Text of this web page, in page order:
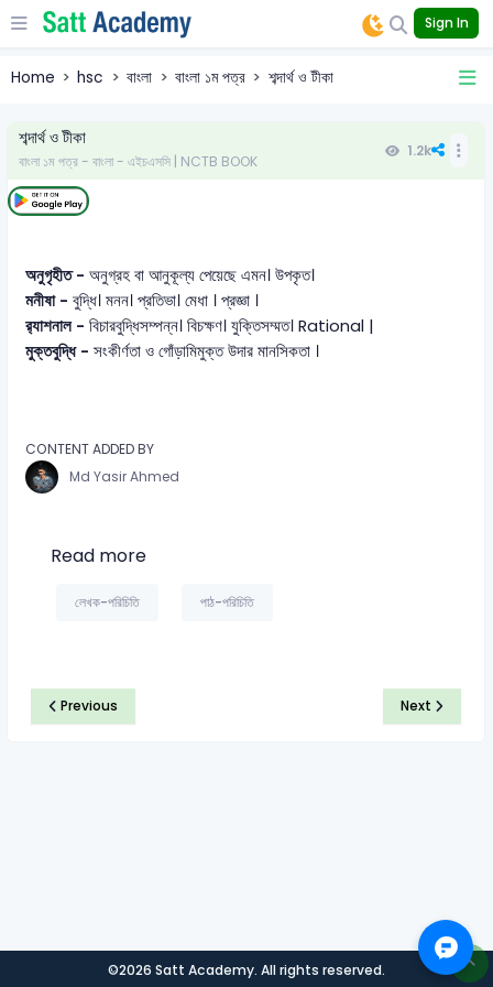
Sign In
Home hsc বাংলা বাংলা ১ম পত্র শব্দার্থ ও টীকা
শব্দার্থ ও টীকা
বাংলা ১ম পত্র - বাংলা - এইচএসসি | NCTB BOOK
1.2k
অনুগৃহীত -অনুগ্রহ বা আনুকূল্য পেয়েছে এমন। উপকৃত।
মনীষা -বুদ্ধি। মনন। প্রতিভা। মেধা । প্রজ্ঞা ।
র‍্যাশনাল -বিচারবুদ্ধিসম্পন্ন। বিচক্ষণ। যুক্তিসম্মত। Rational |
মুক্তবুদ্ধি -সংকীর্ণতা ও গোঁড়ামিমুক্ত উদার মানসিকতা ।
CONTENT ADDED BY
Md Yasir Ahmed
Read more
লেখক-পরিচিতি পাঠ-পরিচিতি
Previous Next
©2026 Satt Academy. All rights reserved.